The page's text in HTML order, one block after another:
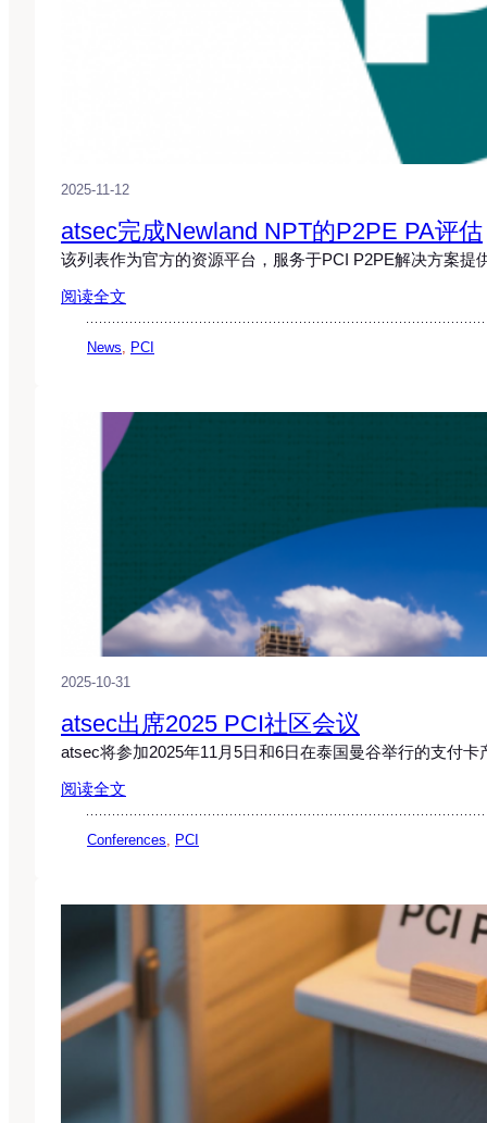
2025-11-12
atsec完成Newland NPT的P2PE PA评估
该列表作为官方的资源平台，服务于PCI P2PE解决方案
阅读全文
News, PCI
2025-10-31
atsec出席2025 PCI社区会议
atsec将参加2025年11月5日和6日在泰国曼谷举行的支付
阅读全文
Conferences, PCI